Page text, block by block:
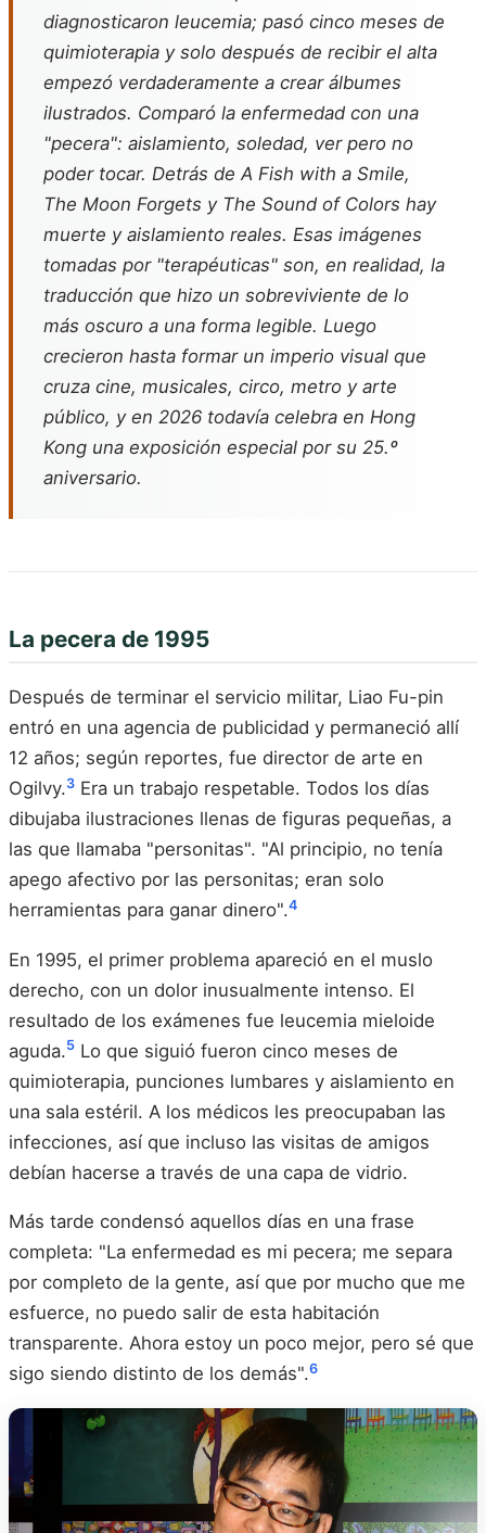
diagnosticaron leucemia; pasó cinco meses de
quimioterapia y solo después de recibir el alta
empezó verdaderamente a crear álbumes
ilustrados. Comparó la enfermedad con una
"pecera": aislamiento, soledad, ver pero no
poder tocar. Detrás de A Fish with a Smile,
The Moon Forgets y The Sound of Colors hay
muerte y aislamiento reales. Esas imágenes
tomadas por "terapéuticas" son, en realidad, la
traducción que hizo un sobreviviente de lo
más oscuro a una forma legible. Luego
crecieron hasta formar un imperio visual que
cruza cine, musicales, circo, metro y arte
público, y en 2026 todavía celebra en Hong
Kong una exposición especial por su 25.º
aniversario.
La pecera de 1995
Después de terminar el servicio militar, Liao Fu-pin
entró en una agencia de publicidad y permaneció allí
12 años; según reportes, fue director de arte en
Ogilvy.3 Era un trabajo respetable. Todos los días
dibujaba ilustraciones llenas de figuras pequeñas, a
las que llamaba "personitas". "Al principio, no tenía
apego afectivo por las personitas; eran solo
herramientas para ganar dinero".4
En 1995, el primer problema apareció en el muslo
derecho, con un dolor inusualmente intenso. El
resultado de los exámenes fue leucemia mieloide
aguda.5 Lo que siguió fueron cinco meses de
quimioterapia, punciones lumbares y aislamiento en
una sala estéril. A los médicos les preocupaban las
infecciones, así que incluso las visitas de amigos
debían hacerse a través de una capa de vidrio.
Más tarde condensó aquellos días en una frase
completa: "La enfermedad es mi pecera; me separa
por completo de la gente, así que por mucho que me
esfuerce, no puedo salir de esta habitación
transparente. Ahora estoy un poco mejor, pero sé que
sigo siendo distinto de los demás".6